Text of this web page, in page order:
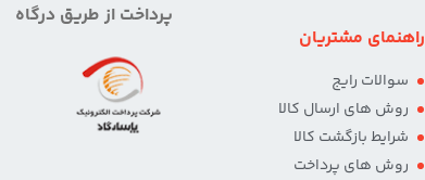
راهنمای مشتریان
سوالات رایج
روش های ارسال کالا
شرایط بازگشت کالا
روش های پرداخت
پرداخت از طریق درگاه